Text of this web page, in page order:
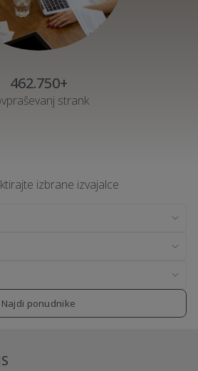
462.750+
strank
izbrane izvajalce
Najdi ponudnike